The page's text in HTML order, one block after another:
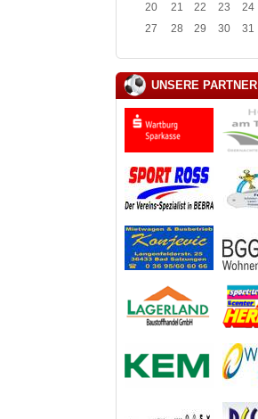
20
21 22 23 24
27
28 29 30 31
UNSERE PARTNER